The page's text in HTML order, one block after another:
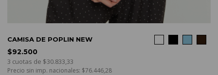
CAMISA DE POPLIN NEW
$92.500
3 cuotas de $30.833,33
Precio sin imp. nacionales: $76.446,28